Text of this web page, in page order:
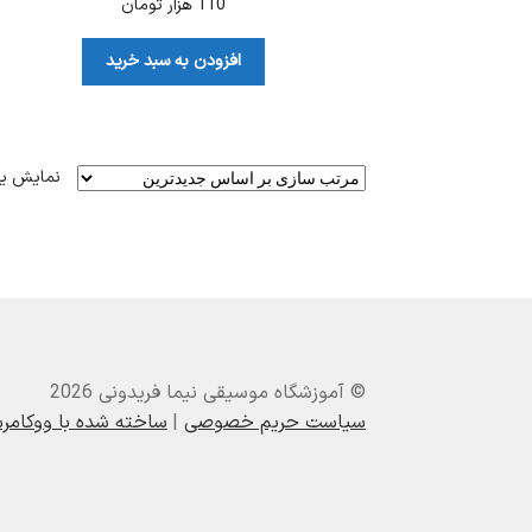
110 هزار تومان
افزودن به سبد خرید
نمایش
© آموزشگاه موسیقی نیما فریدونی 2026
سیاست حریم خصوصی ساخته شده با